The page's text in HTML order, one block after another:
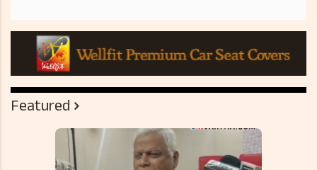
Featured